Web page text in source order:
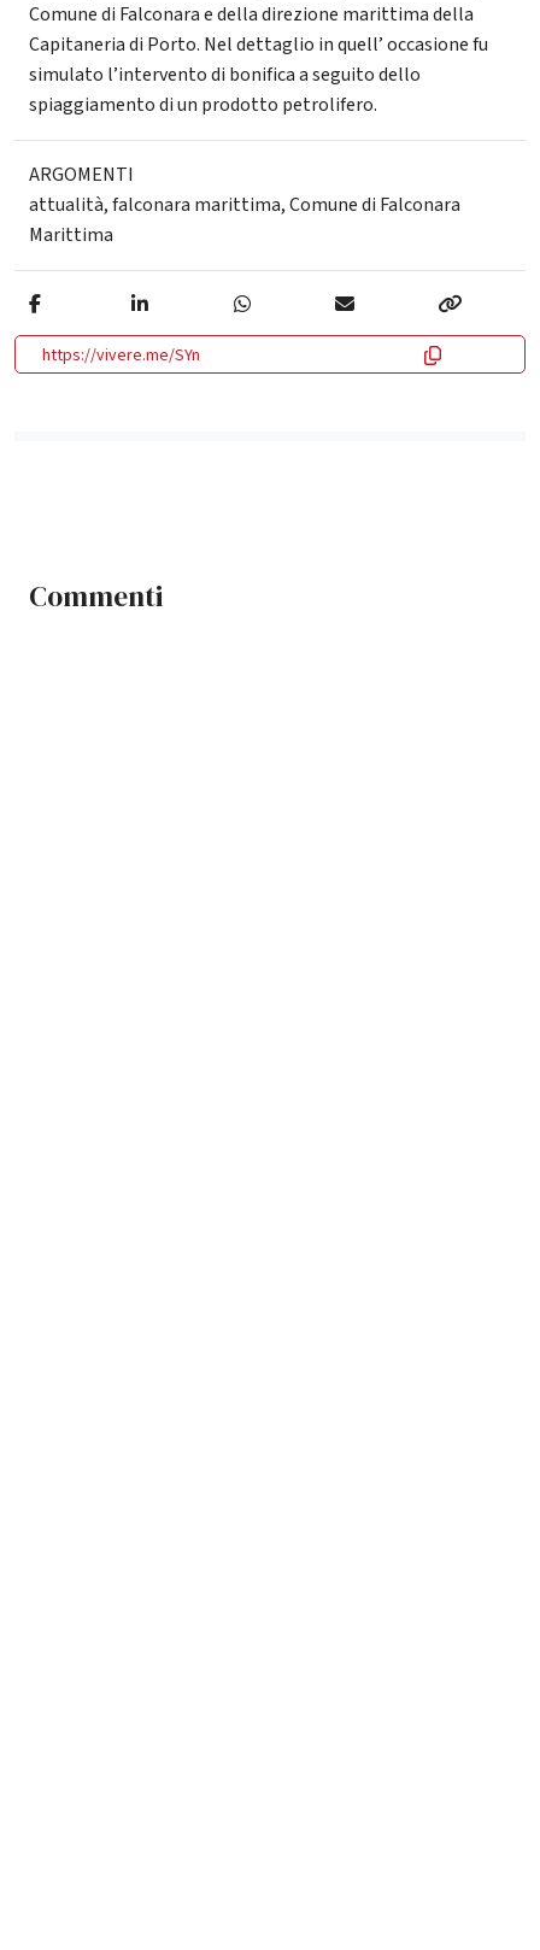
Comune di Falconara e della direzione marittima della
Capitaneria di Porto. Nel dettaglio in quell’ occasione fu
simulato l’intervento di bonifica a seguito dello
spiaggiamento di un prodotto petrolifero.
ARGOMENTI
attualità,falconara marittima,Comune di Falconara
Marittima
https://vivere.me/SYn
Commenti